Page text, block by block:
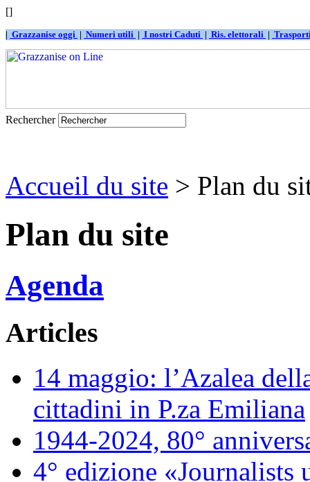
[]
| Grazzanise oggi | Numeri utili | I nostri Caduti | Ris. elettorali |
Rechercher
Accueil du site > Plan du
Plan du site
Agenda
Articles
14 maggio: l’Azalea
cittadini in P.za Emiliana
1944-2024, 80°
4° edizione «Journalists